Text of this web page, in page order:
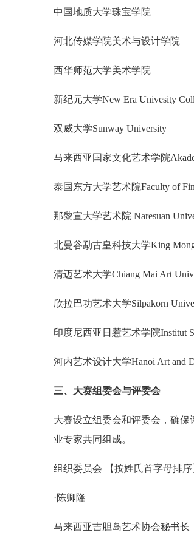
中国地质大学珠宝学院
河北传媒学院美术与设计学院
西华师范大学美术学院
新纪元大学New Era Univesity
双威大学Sunway University
马来西亚国家文化艺术学院
泰国东方大学艺术院Faculty of
那黎宣大学艺术院 Naresuan
北曼谷勐古皇科技大学King
清迈艺术大学Chiang Mai Art
欣拉巴功艺术大学Silpakorn
印度尼西亚日惹艺术学院Institut
河内艺术设计大学Hanoi Art and
三、大赛组委会与评委会
大赛设立组委会和评委会，确
业专家共同组成。
组织委员会 【按姓氏首字母排序
·陈卿隆
马来西亚吉胆岛艺术协会秘书长